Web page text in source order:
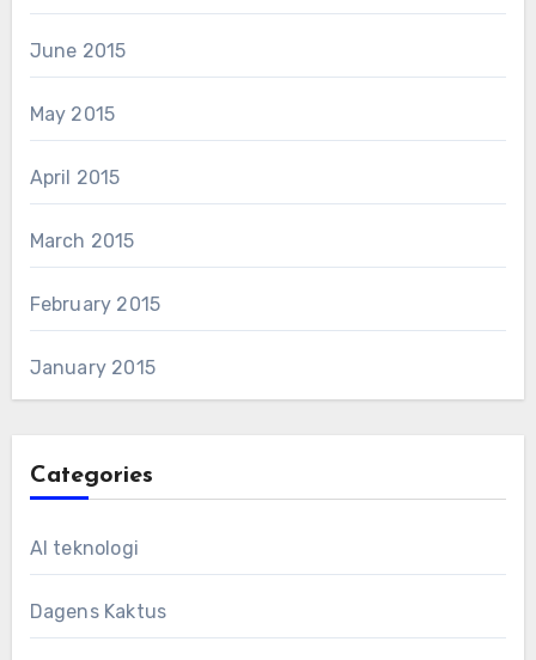
June 2015
May 2015
April 2015
March 2015
February 2015
January 2015
Categories
AI teknologi
Dagens Kaktus